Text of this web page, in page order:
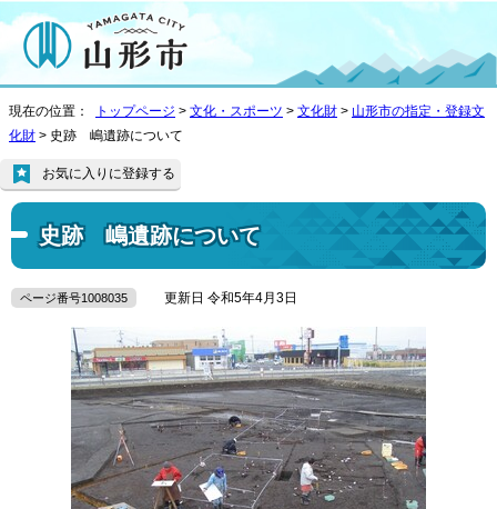
現在の位置： トップページ > 文化・スポーツ > 文化財 > 山形市の指定・登録文
化財 > 史跡 嶋遺跡について
史跡 嶋遺跡について
お気に入りに登録する
ページ番号1008035 更新日 令和5年4月3日